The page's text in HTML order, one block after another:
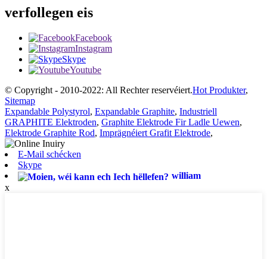
verfollegen eis
Facebook
Instagram
Skype
Youtube
© Copyright - 2010-2022: All Rechter reservéiert.Hot Produkter,
Sitemap
Expandable Polystyrol, Expandable Graphite, Industriell
GRAPHITE Elektroden, Graphite Elektrode Fir Ladle Uewen,
Elektrode Graphite Rod, Imprägnéiert Grafit Elektrode,
E-Mail schécken
Skype
william
x